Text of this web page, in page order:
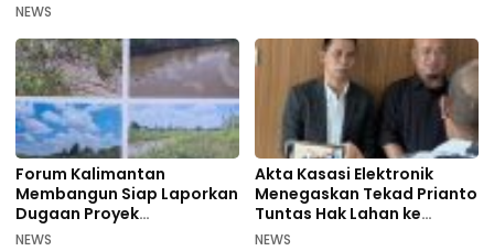
NEWS
Forum Kalimantan
Membangun Siap Laporkan
Dugaan Proyek
Bermasalah PUPR Kalteng
NEWS
Akta Kasasi Elektronik
Menegaskan Tekad Prianto
Tuntas Hak Lahan ke
Mahkamah Agung
NEWS